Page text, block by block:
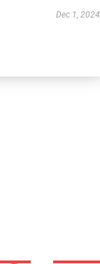
Dec 1, 2024